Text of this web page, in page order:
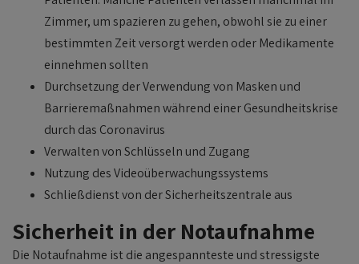
Zimmer, um spazieren zu gehen, obwohl sie zu einer
bestimmten Zeit versorgt werden oder Medikamente
einnehmen sollten
Durchsetzung der Verwendung von Masken und
Barrieremaßnahmen während einer Gesundheitskrise
durch das Coronavirus
Verwalten von Schlüsseln und Zugang
Nutzung des Videoüberwachungssystems
Schließdienst von der Sicherheitszentrale aus
Sicherheit in der Notaufnahme
Die Notaufnahme ist die angespannteste und stressigste